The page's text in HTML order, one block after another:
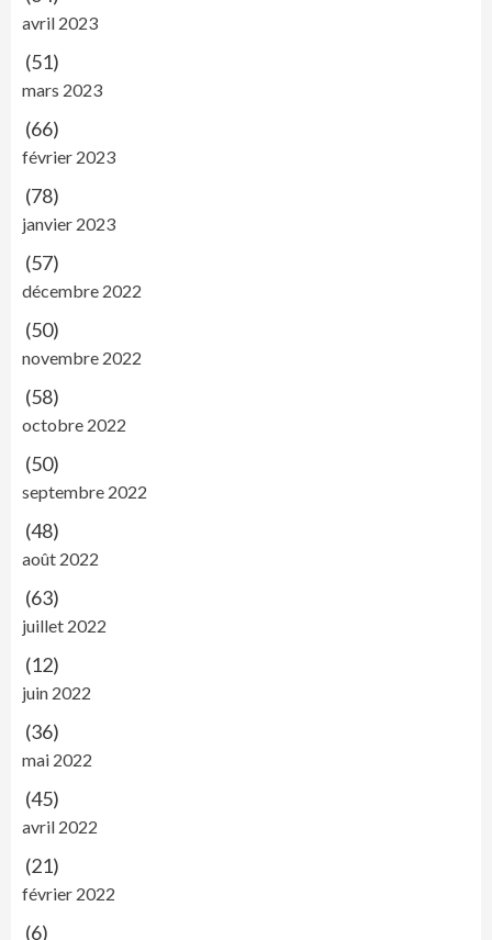
avril 2023
(51)
mars 2023
(66)
février 2023
(78)
janvier 2023
(57)
décembre 2022
(50)
novembre 2022
(58)
octobre 2022
(50)
septembre 2022
(48)
août 2022
(63)
juillet 2022
(12)
juin 2022
(36)
mai 2022
(45)
avril 2022
(21)
février 2022
(6)